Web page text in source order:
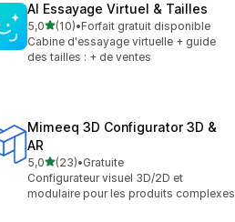
AI Essayage Virtuel & Tailles
5,0étoile(s) sur 5
(10)
10 avis au total
•Forfait gratuit disponible
Cabine d'essayage virtuelle + guide
des tailles : + de ventes
Mimeeq 3D Configurator 3D &
AR
5,0étoile(s) sur 5
(23)
23 avis au total
•Gratuite
Configurateur visuel 3D/2D et
modulaire pour les produits complexes